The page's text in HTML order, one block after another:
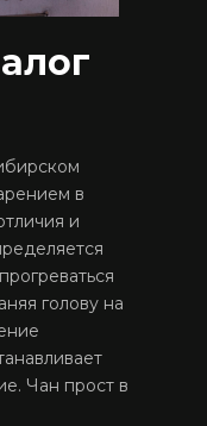
в
и
голову на
Чан прост в